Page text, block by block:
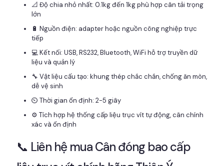
📐 Độ chia nhỏ nhất: 0.1kg đến 1kg phù hợp cân tải trọng
lớn
🔋 Nguồn điện: adapter hoặc nguồn công nghiệp trực
tiếp
💻 Kết nối: USB, RS232, Bluetooth, WiFi hỗ trợ truyền dữ
liệu và quản lý
🔧 Vật liệu cấu tạo: khung thép chắc chắn, chống ăn mòn,
dễ vệ sinh
⏲️ Thời gian ổn định: 2-5 giây
⚙️ Tích hợp hệ thống cấp liệu trục vít tự động, cân chính
xác và ổn định
📞 Liên hệ mua Cân đóng bao cấp